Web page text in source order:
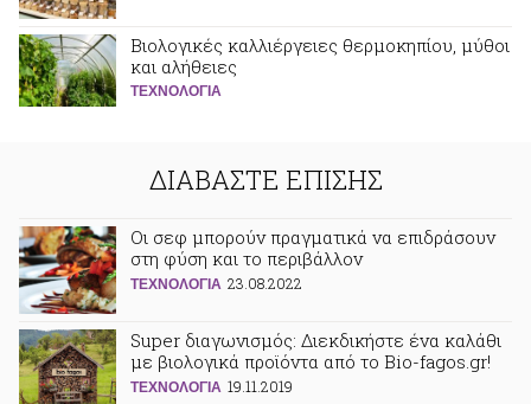
Βιολογικές καλλιέργειες θερμοκηπίου, μύθοι
και αλήθειες
ΤΕΧΝΟΛΟΓΙΑ
ΔΙΑΒΑΣΤΕ ΕΠΙΣΗΣ
Οι σεφ μπορούν πραγματικά να επιδράσουν
στη φύση και το περιβάλλον
ΤΕΧΝΟΛΟΓΙΑ 23.08.2022
Super διαγωνισμός: Διεκδικήστε ένα καλάθι
με βιολογικά προϊόντα από το Βio-fagos.gr!
ΤΕΧΝΟΛΟΓΙΑ 19.11.2019